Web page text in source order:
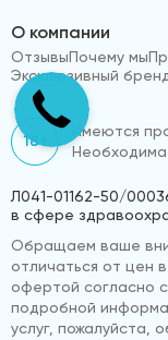
О компании
ОтзывыПочему мы
Эксклюзивный
18+
Имеются
Необходима
Л041-01162-50/
в сфере
Обращаем ваше
отличаться от цен
офертой согласно
подробной
услуг, пожалуйста,